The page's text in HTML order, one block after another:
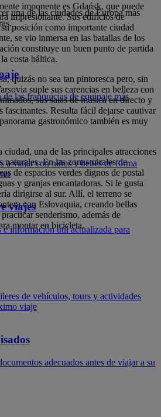
imponente es Gdańsk, que puede
impresionante. Sus edificios de
posición como importante ciudad
se vio inmersa en las batallas de los
constituye un buen punto de partida
costa báltica.
quizás no sea tan pintoresca pero, sin
suple sus carencias en belleza con
sus salas de música en directo y
fascinantes. Resulta fácil dejarse cautivar
gastronómico también es muy
ciudad, una de las principales atracciones
naturales. En las zonas rurales de
de espacios verdes dignos de postal
y granjas encantadoras. Si le gusta
dirigirse al sur. Allí, el terreno se
con Eslovaquia, creando bellas
senderismo, además de
montar en bicicleta.
una de las ciudades de Europa más
las franquicias de equipaje más
a viajar con niños y bebés de forma
viajes
e información útil actualizada para
de vehículos, tours y actividades
viaje
adecuados antes de viajar a su